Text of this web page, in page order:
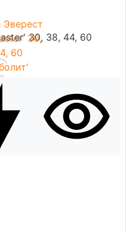
30, 38, 44, 60